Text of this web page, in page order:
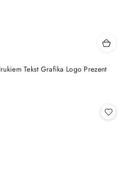
Tekst Grafika Logo Prezent